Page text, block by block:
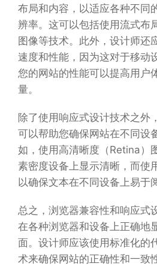
布局和内容，以适应各种不同
辨率。这可以包括使用流式布
图像等技术。此外，设计师还
速度和性能，因为这对于移动
您的网站的性能可以提高用户
量。
除了使用响应式设计技术之外
可以帮助您确保网站在不同设
如，使用高清晰度（Retina）
素密度设备上显示清晰，而使
以确保文本在不同设备上易于
总之，浏览器兼容性和响应式
在各种浏览器和设备上正确地
面。设计师应该使用标准化的
术来确保网站的正确性和一致